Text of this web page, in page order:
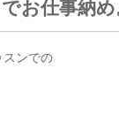
お仕事納め
スンでの